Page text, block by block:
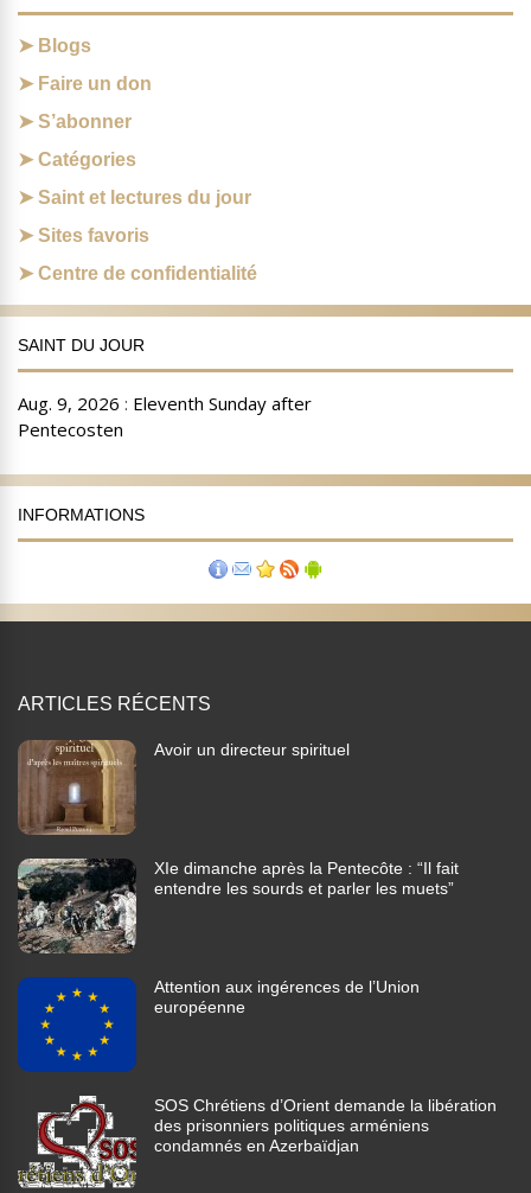
Blogs
Faire un don
S’abonner
Catégories
Saint et lectures du jour
Sites favoris
Centre de confidentialité
SAINT DU JOUR
INFORMATIONS
ARTICLES RÉCENTS
Avoir un directeur spirituel
XIe dimanche après la Pentecôte : “Il fait
entendre les sourds et parler les muets”
Attention aux ingérences de l’Union
européenne
SOS Chrétiens d’Orient demande la libération
des prisonniers politiques arméniens
condamnés en Azerbaïdjan